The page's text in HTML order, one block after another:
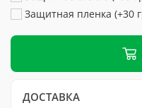
Защитная пленка (+30
ДОСТАВКА